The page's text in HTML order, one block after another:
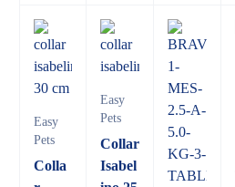
Easy
Pets
Colla
Easy
Pets
Collar
Isabel